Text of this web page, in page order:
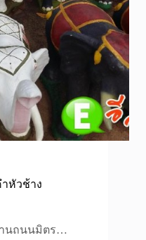
หัวช้าง
านถนนมิตร…